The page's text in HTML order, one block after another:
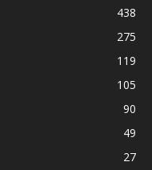
438
275
119
105
90
49
27